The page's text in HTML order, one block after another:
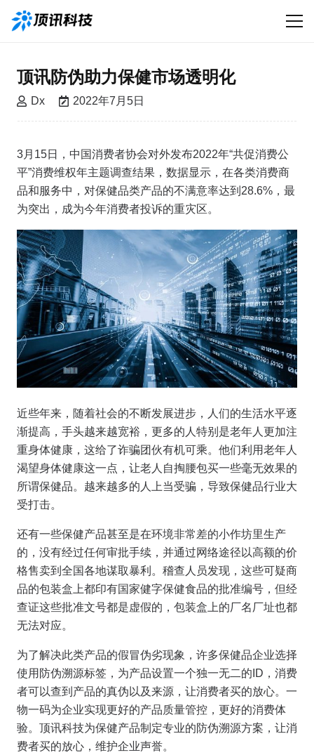
顶讯防伪助力保健市场透明化
Dx 2022年7月5日
3月15日，中国消费者协会对外发布2022年“共促消费公
平”消费维权年主题调查结果，数据显示，在各类消费商
品和服务中，对保健品类产品的不满意率达到28.6%，最
为突出，成为今年消费者投诉的重灾区。
近些年来，随着社会的不断发展进步，人们的生活水平逐
渐提高，手头越来越宽裕，更多的人特别是老年人更加注
重身体健康，这给了诈骗团伙有机可乘。他们利用老年人
渴望身体健康这一点，让老人自掏腰包买一些毫无效果的
所谓保健品。越来越多的人上当受骗，导致保健品行业大
受打击。
还有一些保健产品甚至是在环境非常差的小作坊里生产
的，没有经过任何审批手续，并通过网络途径以高额的价
格售卖到全国各地谋取暴利。稽查人员发现，这些可疑商
品的包装盒上都印有国家健字保健食品的批准编号，但经
查证这些批准文号都是虚假的，包装盒上的厂名厂址也都
无法对应。
为了解决此类产品的假冒伪劣现象，许多保健品企业选择
使用防伪溯源标签，为产品设置一个独一无二的ID，消费
者可以查到产品的真伪以及来源，让消费者买的放心。一
物一码为企业实现更好的产品质量管控，更好的消费体
验。顶讯科技为保健产品制定专业的防伪溯源方案，让消
费者买的放心，维护企业声誉。